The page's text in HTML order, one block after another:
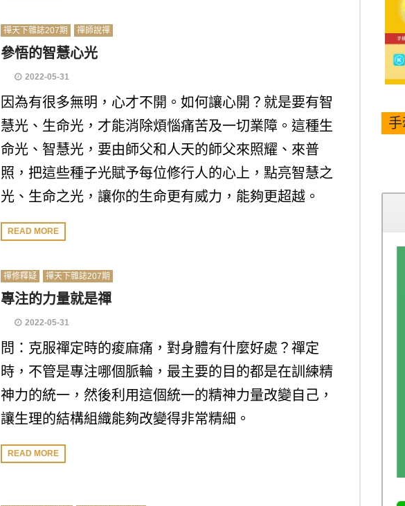
禪天下雜誌207期 禪師說禪
參悟的智慧心光
2022-05-31
因為有很多無明，心才不開。如何讓心開？就是要有智
慧光、生命光，才能消除煩惱痛苦及一切業障。這種生
命光、智慧光，要由師父和人天的師父來照耀、來普
照，把這些種子光賦予每位修行人的心上，點亮智慧之
光、生命之光，讓你的生命更有威力，能夠更超越。
READ MORE
禪修釋疑 禪天下雜誌207期
專注的力量就是禪
2022-05-31
問：克服禪定時的痠麻痛，對身體有什麼好處？禪定
時，不管是專注哪個脈輪，最主要的目的都是在訓練精
神力的統一，然後利用這個統一的精神力量改變自己，
讓生理的結構組織能夠改變得非常精細。
READ MORE